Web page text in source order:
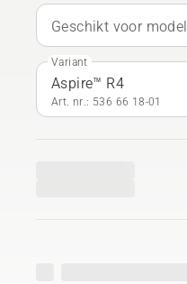
Geschikt voor model
Variant
Aspire™ R4
Art. nr.: 536 66 18‑01